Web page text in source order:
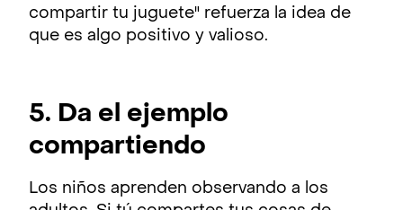
compartir tu juguete" refuerza la idea de
que es algo positivo y valioso.
5. Da el ejemplo
compartiendo
Los niños aprenden observando a los